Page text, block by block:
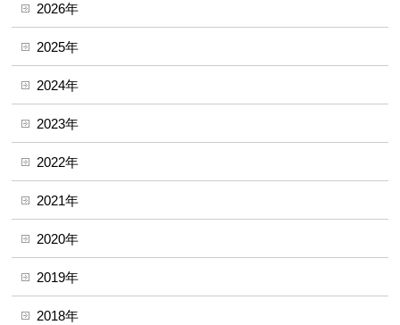
2026年
2025年
2024年
2023年
2022年
2021年
2020年
2019年
2018年